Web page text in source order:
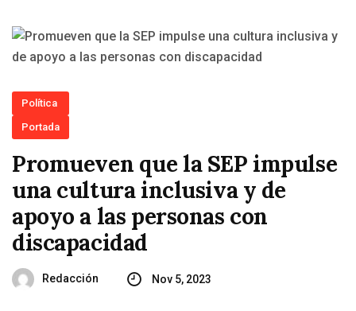
Política
Portada
Promueven que la SEP impulse
una cultura inclusiva y de
apoyo a las personas con
discapacidad
Redacción Nov 5, 2023